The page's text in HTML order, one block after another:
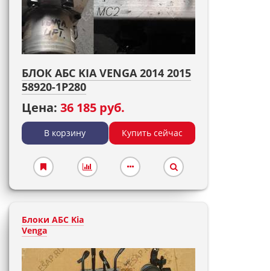
БЛОК АБС KIA VENGA 2014 2015
58920-1P280
Цена: 36 185 руб.
В корзину Купить сейчас
Блоки АБС Kia
Venga